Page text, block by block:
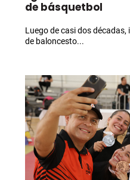
de básquetbol
Luego de casi dos
de baloncesto...